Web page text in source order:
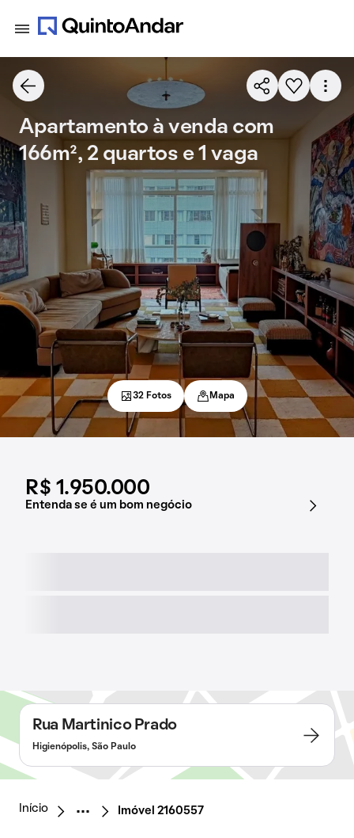
R$ 1.950.000
Entenda se é um bom negócio
Apartamento à venda com
166m², 2 quartos e 1 vaga
32 Fotos Mapa
Rua Martinico Prado
Higienópolis, São Paulo
Início Imóvel 2160557